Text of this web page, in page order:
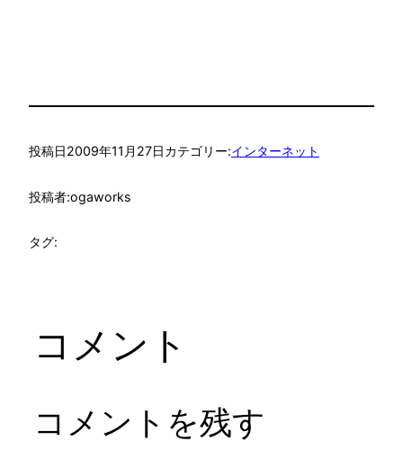
投稿日2009年11月27日カテゴリー:インターネット
投稿者:ogaworks
タグ:
コメント
コメントを残す